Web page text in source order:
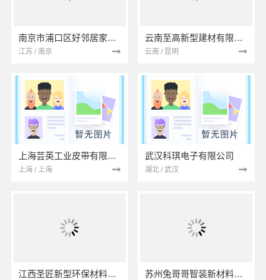
南京市浦口区好邻居家政服务中心
江苏 / 南京
云南至高新型建材有限公司
云南 / 昆明
上海芸英工业皮带有限公司
上海 / 上海
武汉科琪电子有限公司
湖北 / 武汉
江西圣匠新型环保材料有限公司 苏州兔哥哥智装新材料有限公司